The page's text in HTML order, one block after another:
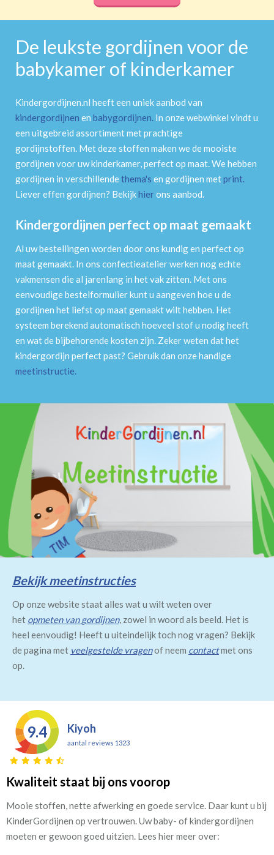
De leukste gordijnen voor de
babykamer of kinderkamer
Kindergordijnen.nl heeft een uniek aanbod van
kindergordijnen en babygordijnen. In onze webwinkel vindt u
een uitgebreid assortiment met prachtige
gordijnstoffen. Met deze stoffen maken we de mooiste
gordijnen voor uw kinderkamer, perfect op maat. We hebben
gordijnen in verschillendethema's en gordijnen metprint.
Liever effen gordijnen? Bekijkhierons aanbod.
Kindergordijnen perfect op maat gemaakt
Al uw bestellingen worden door ons kundig en perfect op
maat gemaakt. In ons confectieatelier werken nog echte
vakmensen die al jarenlang in het vak zitten. Met ons
eenvoudige bestelformulier kunt u aangeven hoe u de
gordijnen het liefst op maat gemaakt wilt hebben. Het
systeem berekend automatisch hoeveel stof u nodig heeft
en wat de bijbehorende kosten zijn. Zeker weten dat het
kindergordijn perfect past? Gebruik dan onze handige
meetinstructie.
Bekijk meetinstructies
Op onze website staat alles wat u wilt weten over
het opmeten van gordijnen, zowel in woord als beeld. Het is
heel eenvoudig! Heeft u uiteindelijk toch nog vragen? Bekijk
de pagina met veelgestelde vragenof neem contactmet ons
op.
9.4 Kiyoh
aantal reviews 1323
Kwaliteit staat bij ons voorop
Mooie stoffen, nette afwerking en goede service. Daar kunt u bij
KinderGordijnen op vertrouwen. Uw baby- of kindergordijnen
moeten er gewoon goed uitzien. Lees hier meer over: